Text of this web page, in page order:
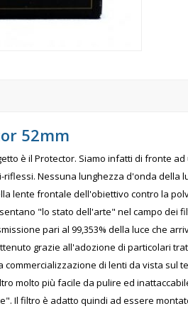
52mm
è il Protector. Siamo infatti di fronte
Nessuna lunghezza d'onda
lente frontale dell'obiettivo contro la
"lo stato dell'arte" nel campo
pari al 99,353% della luce che
grazie all'adozione di particolari
commercializzazione di lenti da vista
molto più facile da pulire ed
Il filtro è adatto quindi ad essere